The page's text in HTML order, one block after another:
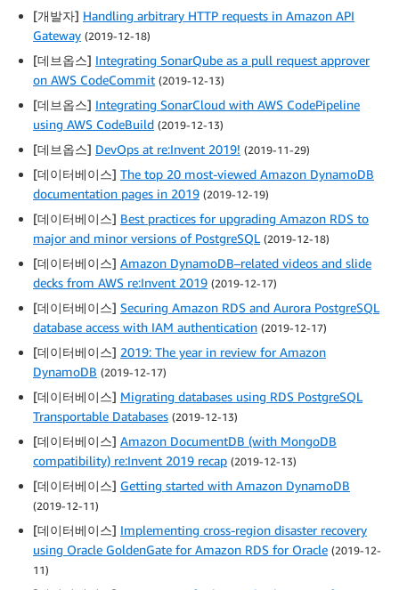
[개발자] Handling arbitrary HTTP requests in Amazon API
Gateway (2019-12-18)
[데브옵스] Integrating SonarQube as a pull request approver
on AWS CodeCommit (2019-12-13)
[데브옵스] Integrating SonarCloud with AWS CodePipeline
using AWS CodeBuild (2019-12-13)
[데브옵스] DevOps at re:Invent 2019! (2019-11-29)
[데이터베이스] The top 20 most-viewed Amazon DynamoDB
documentation pages in 2019 (2019-12-19)
[데이터베이스] Best practices for upgrading Amazon RDS to
major and minor versions of PostgreSQL (2019-12-18)
[데이터베이스] Amazon DynamoDB–related videos and slide
decks from AWS re:Invent 2019 (2019-12-17)
[데이터베이스] Securing Amazon RDS and Aurora PostgreSQL
database access with IAM authentication (2019-12-17)
[데이터베이스] 2019: The year in review for Amazon
DynamoDB (2019-12-17)
[데이터베이스] Migrating databases using RDS PostgreSQL
Transportable Databases (2019-12-13)
[데이터베이스] Amazon DocumentDB (with MongoDB
compatibility) re:Invent 2019 recap (2019-12-13)
[데이터베이스] Getting started with Amazon DynamoDB
(2019-12-11)
[데이터베이스] Implementing cross-region disaster recovery
using Oracle GoldenGate for Amazon RDS for Oracle (2019-12-
11)